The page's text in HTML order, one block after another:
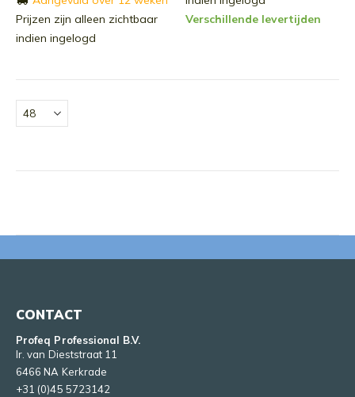
Prijzen zijn alleen zichtbaar
indien ingelogd
Verschillende levertijden
CONTACT
Profeq Professional B.V.
Ir. van Dieststraat 11
6466 NA Kerkrade
+31 (0)45 5723142